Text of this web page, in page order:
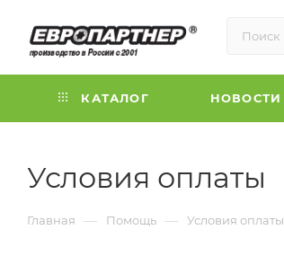
КАТАЛОГ НОВОСТИ
Условия оплаты
Главная — Помощь — Условия оплаты